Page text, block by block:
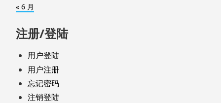
« 6 月
注册/登陆
用户登陆
用户注册
忘记密码
注销登陆